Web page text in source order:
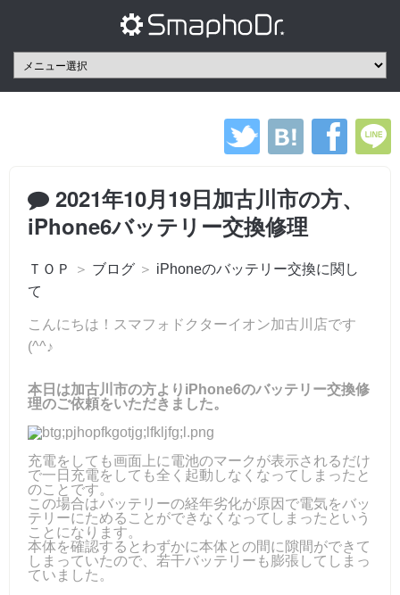
2021年10月19日加古川市の方、
iPhone6バッテリー交換修理
ＴＯＰ ＞ ブログ ＞ iPhoneのバッテリー交換に関し
て
こんにちは！スマフォドクターイオン加古川店です
(^^♪
本日は加古川市の方よりiPhone6のバッテリー交換修
理のご依頼をいただきました。
充電をしても画面上に電池のマークが表示されるだけ
で一日充電をしても全く起動しなくなってしまったと
のことです。
この場合はバッテリーの経年劣化が原因で電気をバッ
テリーにためることができなくなってしまったという
ことになります。
本体を確認するとわずかに本体との間に隙間ができて
しまっていたので、若干バッテリーも膨張してしまっ
ていました。